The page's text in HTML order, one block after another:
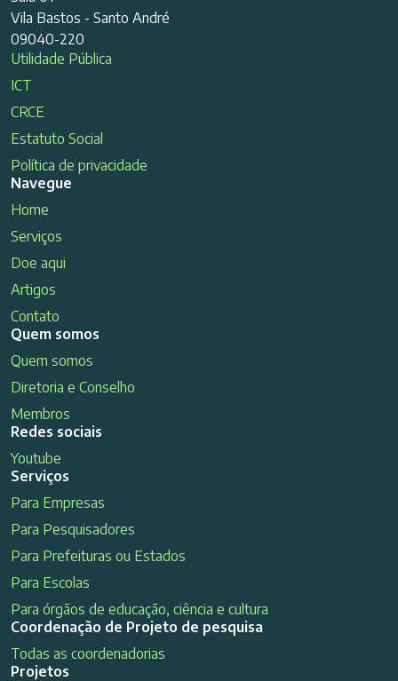
Vila Bastos - Santo André
09040-220
Utilidade Pública
ICT
CRCE
Estatuto Social
Política de privacidade
Navegue
Home
Serviços
Doe aqui
Artigos
Contato
Quem somos
Quem somos
Diretoria e Conselho
Membros
Redes sociais
Youtube
Serviços
Para Empresas
Para Pesquisadores
Para Prefeituras ou Estados
Para Escolas
Para órgãos de educação, ciência e cultura
Coordenação de Projeto de pesquisa
Todas as coordenadorias
Projetos